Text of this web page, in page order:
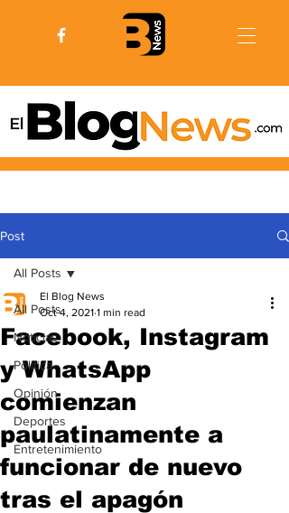
Post
All Posts
Noticias
Politica
Opinión
Deportes
Entretenimiento
All Posts
Facebook, Instagram
y WhatsApp
comienzan
paulatinamente a
funcionar de nuevo
tras el apagón
El Blog News
Oct 4, 2021 1 min read